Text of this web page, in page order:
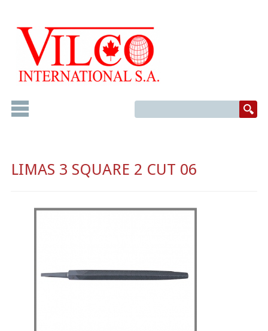
LIMAS 3 SQUARE 2 CUT 06